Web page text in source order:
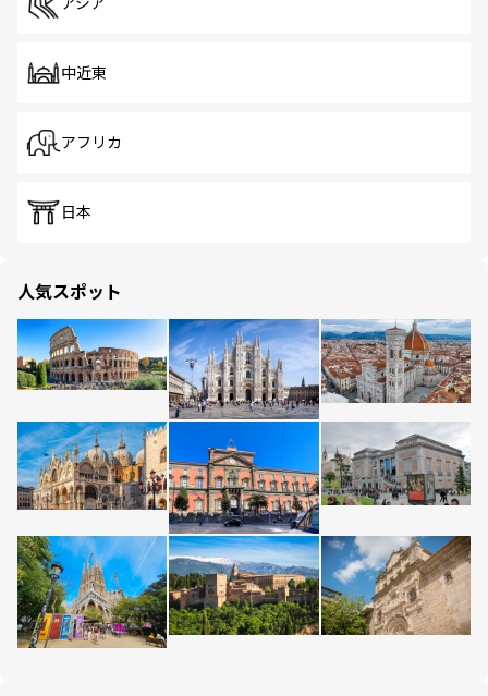
中近東
アフリカ
日本
人気スポット